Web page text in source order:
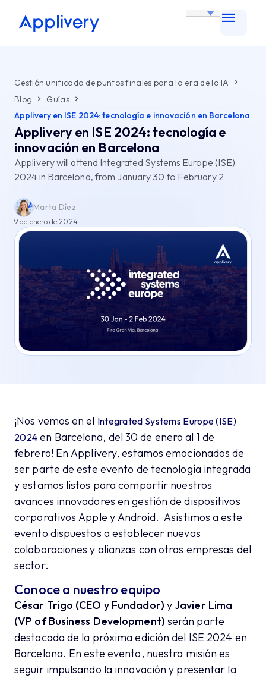
Gestión unificada de puntos finales para la era de la IA
Blog
Guías
Applivery en ISE 2024: tecnología e innovación en Barcelona
Applivery en ISE 2024: tecnología e
innovación en Barcelona
Applivery will attend Integrated Systems Europe (ISE)
2024 in Barcelona, from January 30 to February 2
Marta Díez
9 de enero de 2024
¡Nos vemos en el Integrated Systems Europe (ISE)
2024 en Barcelona, del 30 de enero al 1 de
febrero! En Applivery, estamos emocionados de
ser parte de este evento de tecnología integrada
y estamos listos para compartir nuestros
avances innovadores en gestión de dispositivos
corporativos Apple y Android. Asistimos a este
evento dispuestos a establecer nuevas
colaboraciones y alianzas con otras empresas del
sector.
Conoce a nuestro equipo
César Trigo (CEO y Fundador) yJavier Lima
(VP of Business Development) serán parte
destacada de la próxima edición del ISE 2024 en
Barcelona. En este evento, nuestra misión es
seguir impulsando la innovación y presentar la